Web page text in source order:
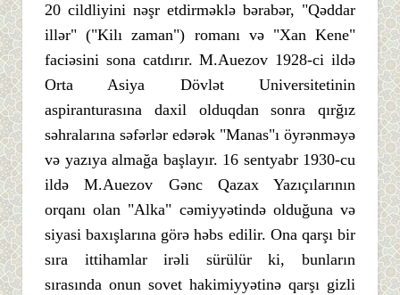
20 cildliyini nəşr etdirməklə bərabər, "Qəddar
illər" ("Kilı zaman") romanı və "Xan Kene"
faciəsini sona catdırır. M.Auezov 1928-ci ildə
Orta Asiya Dövlət Universitetinin
aspiranturasına daxil olduqdan sonra qırğız
səhralarına səfərlər edərək "Manas"ı öyrənməyə
və yazıya almağa başlayır. 16 sentyabr 1930-cu
ildə M.Auezov Gənc Qazax Yazıçılarının
orqanı olan "Alka" cəmiyyətində olduğuna və
siyasi baxışlarına görə həbs edilir. Ona qarşı bir
sıra ittihamlar irəli sürülür ki, bunların
sırasında onun sovet hakimiyyətinə qarşı gizli